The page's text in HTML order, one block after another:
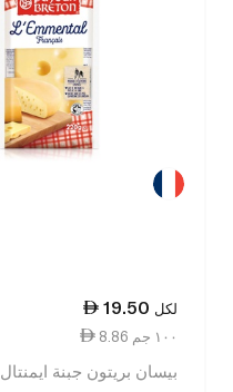
19.50 لكل
8.86 ١٠٠ جم
بيسان بريتون جبنة ايمنتال 220 غرام